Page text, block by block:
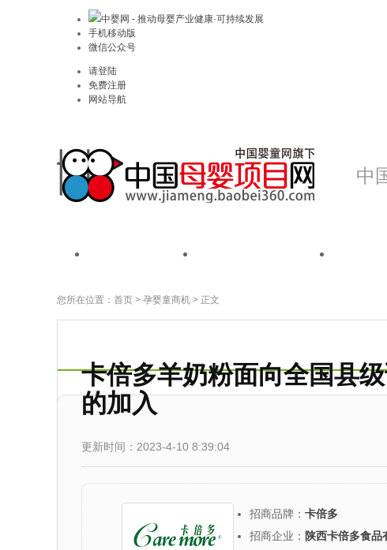
中婴网 - 推动母婴产业健康·可持续发展
手机移动版
微信公众号
请登陆
免费注册
网站导航
中
您所在位置： 首页 > 孕婴童商机 > 正文
卡倍多羊奶粉面向全国县
的加入
更新时间：2023-4-10 8:39:04
招商品牌： 卡倍多
招商企业： 陕西卡倍多食品